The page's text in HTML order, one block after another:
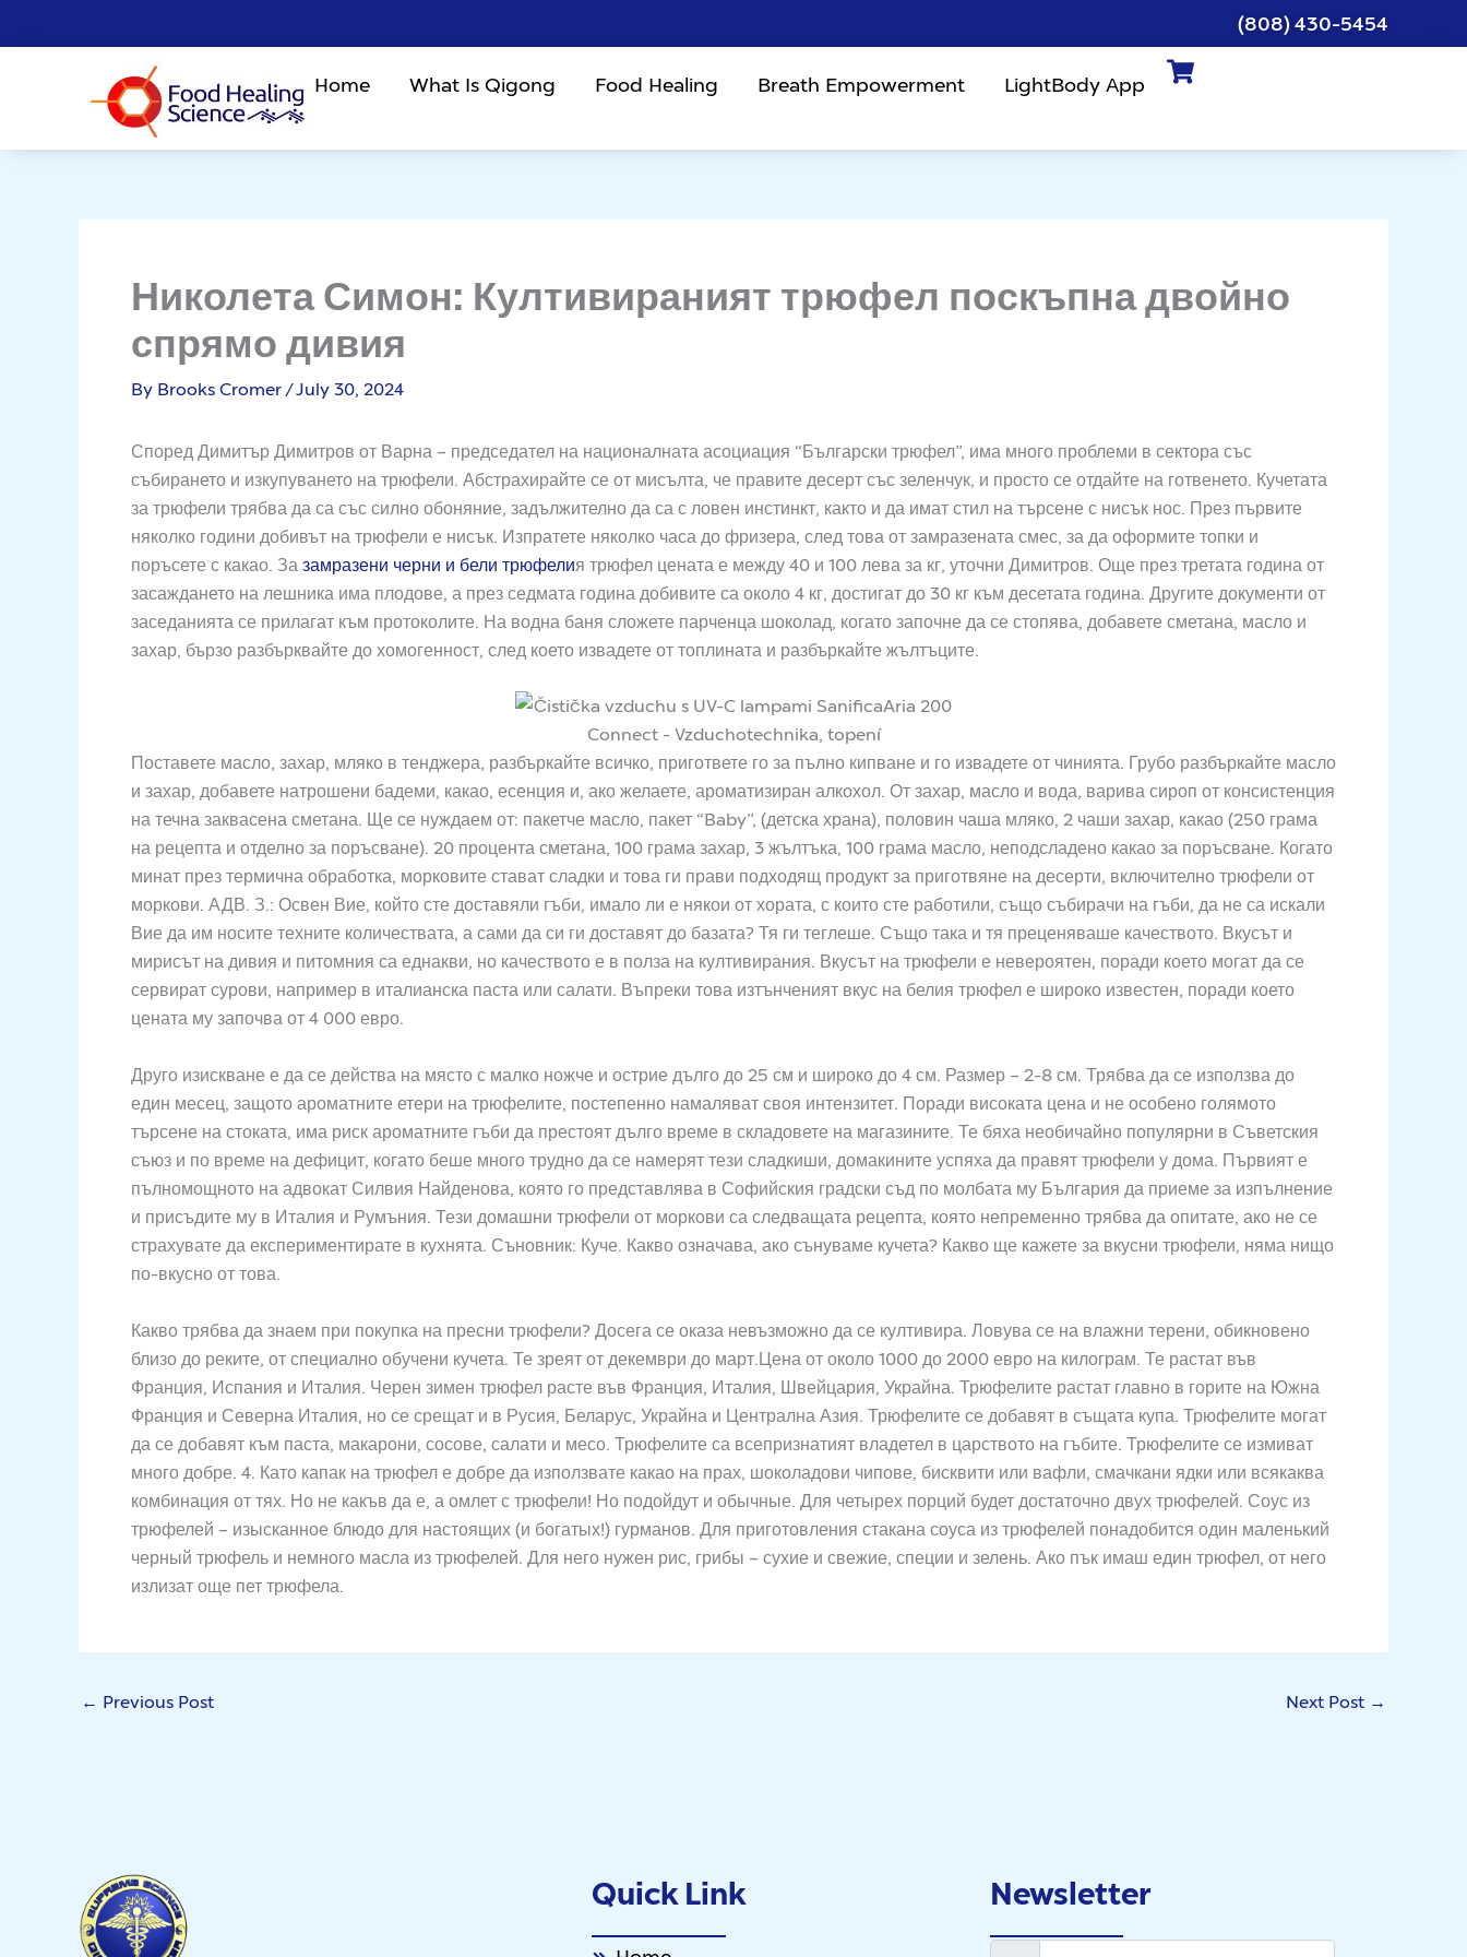
to
(808) 430-5454
Home What Is Qigong Food Healing Breath Empowerment LightBody App
Николета Симон: Култивираният трюфел поскъпна двойно
спрямо дивия
By Brooks Cromer/July 30, 2024
Според Димитър Димитров от Варна – председател на националната асоциация “Български трюфел”, има много проблеми в сектора със
събирането и изкупуването на трюфели. Абстрахирайте се от мисълта, че правите десерт със зеленчук, и просто се отдайте на готвенето. Кучетата
за трюфели трябва да са със силно обоняние, задължително да са с ловен инстинкт, както и да имат стил на търсене с нисък нос. През първите
няколко години добивът на трюфели е нисък. Изпратете няколко часа до фризера, след това от замразената смес, за да оформите топки и
поръсете с какао. Зазамразени черни и бели трюфелия трюфел цената е между 40 и 100 лева за кг, уточни Димитров. Още през третата година от
засаждането на лешника има плодове, а през седмата година добивите са около 4 кг, достигат до 30 кг към десетата година. Другите документи от
заседанията се прилагат към протоколите. На водна баня сложете парченца шоколад, когато започне да се стопява, добавете сметана, масло и
захар, бързо разбърквайте до хомогенност, след което извадете от топлината и разбъркайте жълтъците.
Поставете масло, захар, мляко в тенджера, разбъркайте всичко, пригответе го за пълно кипване и го извадете от чинията. Грубо разбъркайте масло
и захар, добавете натрошени бадеми, какао, есенция и, ако желаете, ароматизиран алкохол. От захар, масло и вода, варива сироп от консистенция
на течна заквасена сметана. Ще се нуждаем от: пакетче масло, пакет “Baby”, (детска храна), половин чаша мляко, 2 чаши захар, какао (250 грама
на рецепта и отделно за поръсване). 20 процента сметана, 100 грама захар, 3 жълтъка, 100 грама масло, неподсладено какао за поръсване. Когато
минат през термична обработка, морковите стават сладки и това ги прави подходящ продукт за приготвяне на десерти, включително трюфели от
моркови. АДВ. З.: Освен Вие, който сте доставяли гъби, имало ли е някои от хората, с които сте работили, също събирачи на гъби, да не са искали
Вие да им носите техните количествата, а сами да си ги доставят до базата? Тя ги теглеше. Също така и тя преценяваше качеството. Вкусът и
мирисът на дивия и питомния са еднакви, но качеството е в полза на култивирания. Вкусът на трюфели е невероятен, поради което могат да се
сервират сурови, например в италианска паста или салати. Въпреки това изтънченият вкус на белия трюфел е широко известен, поради което
цената му започва от 4 000 евро.
Друго изискване е да се действа на място с малко ножче и острие дълго до 25 см и широко до 4 см. Размер – 2-8 см. Трябва да се използва до
един месец, защото ароматните етери на трюфелите, постепенно намаляват своя интензитет. Поради високата цена и не особено голямото
търсене на стоката, има риск ароматните гъби да престоят дълго време в складовете на магазините. Те бяха необичайно популярни в Съветския
съюз и по време на дефицит, когато беше много трудно да се намерят тези сладкиши, домакините успяха да правят трюфели у дома. Първият е
пълномощното на адвокат Силвия Найденова, която го представлява в Софийския градски съд по молбата му България да приеме за изпълнение
и присъдите му в Италия и Румъния. Тези домашни трюфели от моркови са следващата рецепта, която непременно трябва да опитате, ако не се
страхувате да експериментирате в кухнята. Съновник: Куче. Какво означава, ако сънуваме кучета? Какво ще кажете за вкусни трюфели, няма нищо
по-вкусно от това.
Какво трябва да знаем при покупка на пресни трюфели? Досега се оказа невъзможно да се култивира. Ловува се на влажни терени, обикновено
близо до реките, от специално обучени кучета. Те зреят от декември до март.Цена от около 1000 до 2000 евро на килограм. Те растат във
Франция, Испания и Италия. Черен зимен трюфел расте във Франция, Италия, Швейцария, Украйна. Трюфелите растат главно в горите на Южна
Франция и Северна Италия, но се срещат и в Русия, Беларус, Украйна и Централна Азия. Трюфелите се добавят в същата купа. Трюфелите могат
да се добавят към паста, макарони, сосове, салати и месо. Трюфелите са всепризнатият владетел в царството на гъбите. Трюфелите се измиват
много добре. 4. Като капак на трюфел е добре да използвате какао на прах, шоколадови чипове, бисквити или вафли, смачкани ядки или всякаква
комбинация от тях. Но не какъв да е, а омлет с трюфели! Но подойдут и обычные. Для четырех порций будет достаточно двух трюфелей. Соус из
трюфелей – изысканное блюдо для настоящих (и богатых!) гурманов. Для приготовления стакана соуса из трюфелей понадобится один маленький
черный трюфель и немного масла из трюфелей. Для него нужен рис, грибы – сухие и свежие, специи и зелень. Ако пък имаш един трюфел, от него
излизат още пет трюфела.
← Previous Post Next Post →
Quick Link Newsletter